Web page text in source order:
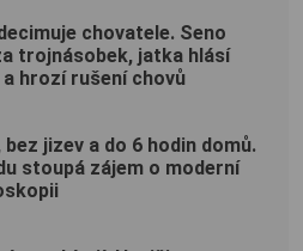
chovatele. Seno
trojnásobek, jatka hlásí
hrozí rušení chovů
jizev a do 6 hodin domů.
stoupá zájem o moderní